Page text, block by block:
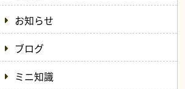
お知らせ
ブログ
ミニ知識